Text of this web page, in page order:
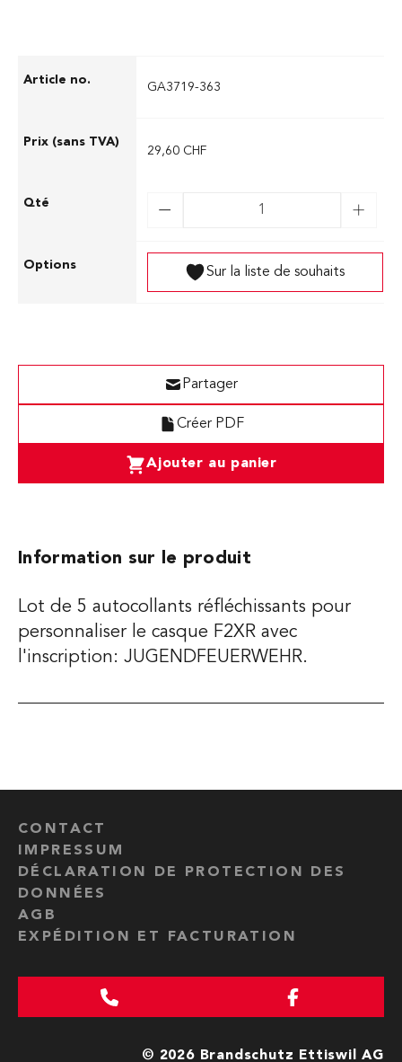
GA3719-363
29,60 CHF
Sur la liste de souhaits
Ajouter au panier
Créer PDF
Partager
Information sur le produit
Lot de 5 autocollants réfléchissants pour
personnaliser le casque F2XR avec
l'inscription: JUGENDFEUERWEHR.
© 2026 Brandschutz Ettiswil AG
CONTACT
IMPRESSUM
DÉCLARATION DE PROTECTION DES
DONNÉES
AGB
EXPÉDITION ET FACTURATION